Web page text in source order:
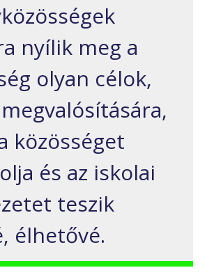
nyílik meg a
olyan célok,
közösséget
és az iskolai
teszik
élhetővé.